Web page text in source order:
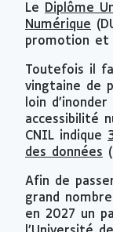
Le Diplôme
Numérique
promotion et
Toutefois il
vingtaine de
loin
accessibilité
CNIL indique
des données
Afin de
grand
en 2027 un